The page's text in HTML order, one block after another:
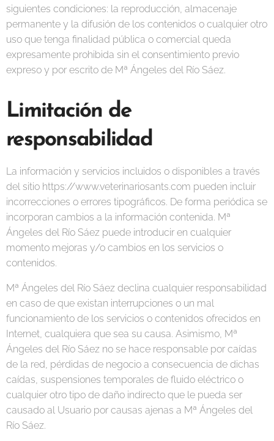
siguientes condiciones: la reproducción, almacenaje
permanente y la difusión de los contenidos o cualquier otro
uso que tenga finalidad pública o comercial queda
expresamente prohibida sin el consentimiento previo
expreso y por escrito de Mª Ángeles del Río Sáez.
Limitación de
responsabilidad
La información y servicios incluidos o disponibles a través
del sitio https://www.veterinariosants.com pueden incluir
incorrecciones o errores tipográficos. De forma periódica se
incorporan cambios a la información contenida. Mª
Ángeles del Río Sáez puede introducir en cualquier
momento mejoras y/o cambios en los servicios o
contenidos.
Mª Ángeles del Río Sáez declina cualquier responsabilidad
en caso de que existan interrupciones o un mal
funcionamiento de los servicios o contenidos ofrecidos en
Internet, cualquiera que sea su causa. Asimismo, Mª
Ángeles del Río Sáez no se hace responsable por caídas
de la red, pérdidas de negocio a consecuencia de dichas
caídas, suspensiones temporales de fluido eléctrico o
cualquier otro tipo de daño indirecto que le pueda ser
causado al Usuario por causas ajenas a Mª Ángeles del
Río Sáez.